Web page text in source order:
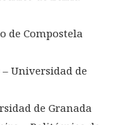
de Compostela
Universidad de
de Granada